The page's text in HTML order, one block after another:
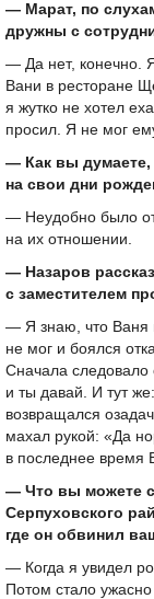
— Марат, по
дружны с
— Да нет, конечно.
Вани в ресторане
я жутко не хотел
просил. Я не мог
— Как вы думаете,
на свои дни
— Неудобно было
на их отношении.
— Назаров
с заместителем
— Я знаю, что Ваня
не мог и боялся
Сначала
и ты давай. И тут
возвращался
махал рукой: «Да
в последнее время
— Что вы можете
Серпуховского
где он обвинил
— Когда я увидел
Потом стало